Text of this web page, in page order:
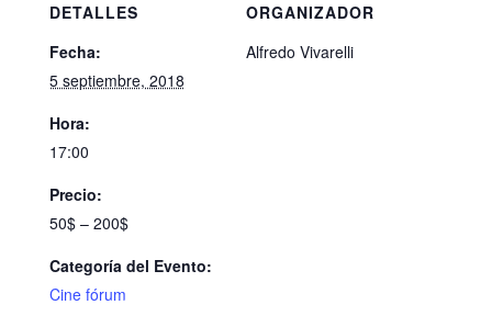
DETALLES
Fecha:
5 septiembre, 2018
Hora:
17:00
Precio:
50$ – 200$
Categoría del Evento:
Cine fórum
ORGANIZADOR
Alfredo Vivarelli